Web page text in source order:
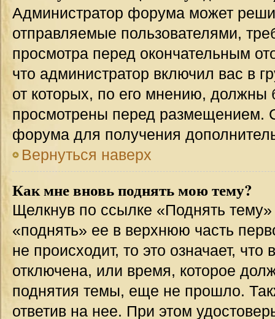
Администратор форума может
отправляемые пользователями,
просмотра перед окончательным
что администратор включил вас в
от которых, по его мнению, должны
просмотрены перед размещением.
форума для получения
Вернуться наверх
Как мне вновь поднять мою тему?
Щелкнув по ссылке «Поднять
«поднять» ее в верхнюю часть
не происходит, то это означает,
отключена, или время, которое
поднятия темы, еще не прошло.
ответив на нее. При этом